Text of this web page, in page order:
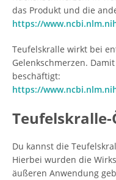
das Produkt und die
https://
Teufelskralle wirkt bei
Gelenkschmerzen.
beschäftigt:
https://
Teufelskralle-
Du kannst die
Hierbei wurden die
äußeren Anwendung